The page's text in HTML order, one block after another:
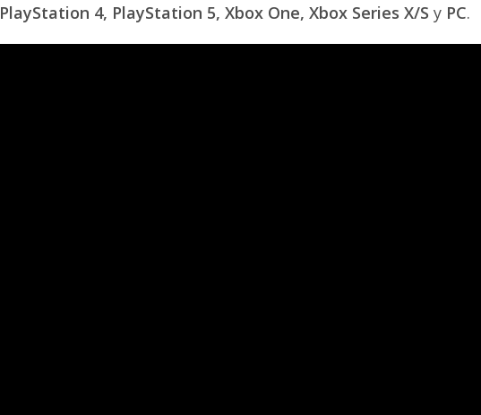
PlayStation 4, PlayStation 5, Xbox One, Xbox Series X/S y PC.